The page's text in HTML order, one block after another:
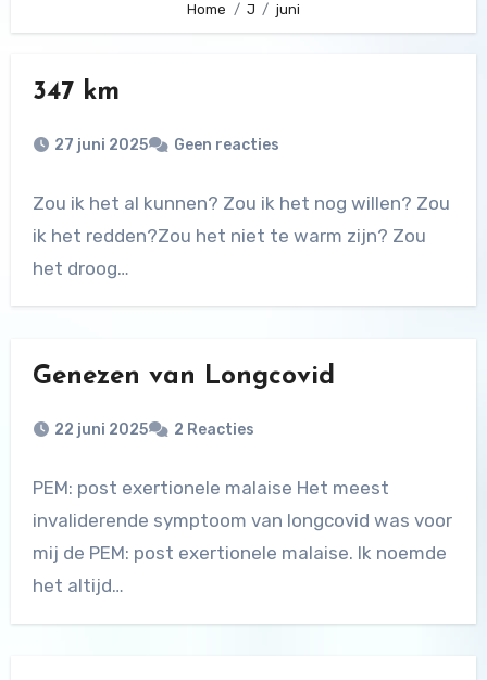
Home J juni
347 km
27 juni 2025 Geen reacties
Zou ik het al kunnen? Zou ik het nog willen? Zou
ik het redden?Zou het niet te warm zijn? Zou
het droog…
Genezen van Longcovid
22 juni 2025 2 Reacties
PEM: post exertionele malaise Het meest
invaliderende symptoom van longcovid was voor
mij de PEM: post exertionele malaise. Ik noemde
het altijd…